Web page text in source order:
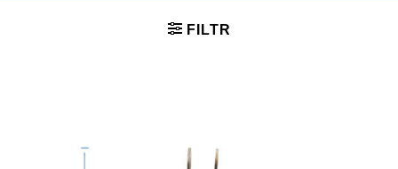
FILTR